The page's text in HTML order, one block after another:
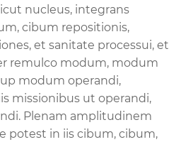
nucleus, integrans
cibum repositionis,
et sanitate processui, et
remulco modum, modum
modum operandi,
missionibus ut operandi,
Plenam amplitudinem
potest in iis cibum, cibum,